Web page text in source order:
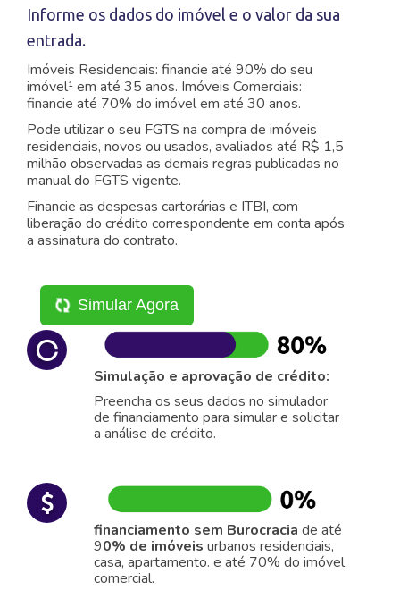
Informe os dados do imóvel e o valor da sua
entrada.
Imóveis Residenciais: financie até 90% do seu
imóvel¹ em até 35 anos. Imóveis Comerciais:
financie até 70% do imóvel em até 30 anos.
Pode utilizar o seu FGTS na compra de imóveis
residenciais, novos ou usados, avaliados até R$ 1,5
milhão observadas as demais regras publicadas no
manual do FGTS vigente.
Financie as despesas cartorárias e ITBI, com
liberação do crédito correspondente em conta após
a assinatura do contrato.
Simular Agora
Simulação e aprovação de crédito:
Preencha os seus dados no simulador
de financiamento para simular e solicitar
a análise de crédito.
financiamento sem Burocracia de até
90% de imóveis urbanos residenciais,
casa, apartamento. e até 70% do imóvel
comercial.